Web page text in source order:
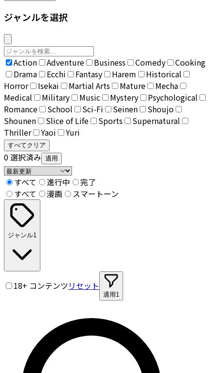
ジャンルを選択
Action Adventure Business Comedy
Cooking
Drama
Ecchi Fantasy Harem
Historical
Horror
Isekai Martial Arts Mature
Mecha
Medical
Military Music Mystery
Psychological
Romance
School Sci-Fi Seinen
Shoujo
Shounen
Slice of Life Sports
Supernatural
Thriller
Yaoi Yuri
すべてクリア
0 選択済み 適用
すべて 進行中
完了
すべて
漫画 スマートーン
ジャンル1
18+ コンテンツリセット
適用 1